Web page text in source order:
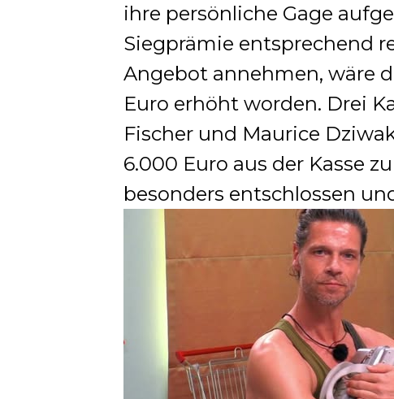
ihre persönliche Gage
Siegprämie entsprechend
Angebot annehmen, wäre
Euro erhöht worden. Drei
Fischer und Maurice
6.000 Euro aus der Kasse
besonders entschlossen